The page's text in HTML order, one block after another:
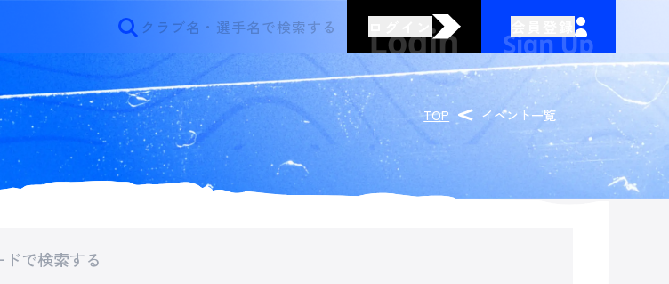
TOP イベント一覧